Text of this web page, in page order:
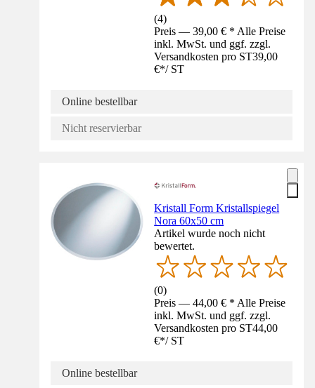
(4)
Preis — 39,00 € * Alle Preise
inkl. MwSt. und ggf. zzgl.
Versandkosten pro ST39,00
€*/ ST
Online bestellbar
Nicht reservierbar
Kristall Form Kristallspiegel
Nora 60x50 cm
Artikel wurde noch nicht
bewertet.
(0)
Preis — 44,00 € * Alle Preise
inkl. MwSt. und ggf. zzgl.
Versandkosten pro ST44,00
€*/ ST
Online bestellbar